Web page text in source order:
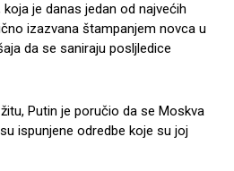
je danas jedan od najvećih
izazvana štampanjem novca u
da se saniraju posljledice
Putin je poručio da se Moskva
ispunjene odredbe koje su joj